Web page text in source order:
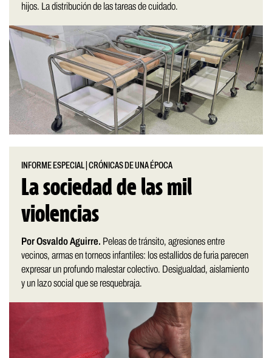
hijos. La distribución de las tareas de cuidado.
INFORME ESPECIAL |CRÓNICAS DE UNA ÉPOCA
La sociedad de las mil
violencias
Por Osvaldo Aguirre. Peleas de tránsito, agresiones entre
vecinos, armas en torneos infantiles: los estallidos de furia parecen
expresar un profundo malestar colectivo. Desigualdad, aislamiento
y un lazo social que se resquebraja.